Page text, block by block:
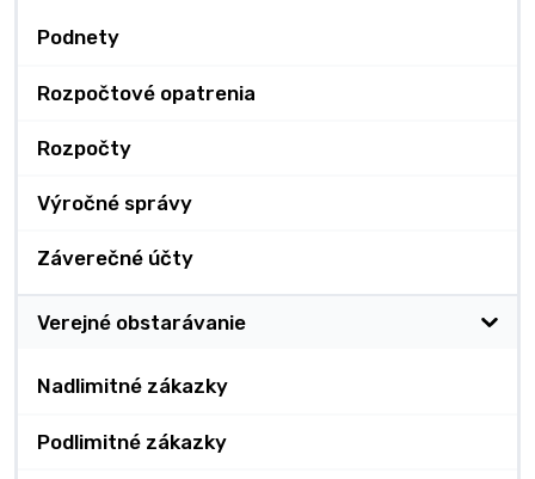
Podnety
Rozpočtové opatrenia
Rozpočty
Výročné správy
Záverečné účty
Verejné obstarávanie
Nadlimitné zákazky
Podlimitné zákazky